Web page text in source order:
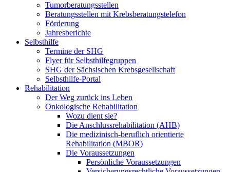
Tumorberatungsstellen
Beratungsstellen mit Krebsberatungstelefon
Förderung
Jahresberichte
Selbsthilfe
Termine der SHG
Flyer für Selbsthilfegruppen
SHG der Sächsischen Krebsgesellschaft
Selbsthilfe-Portal
Rehabilitation
Der Weg zurück ins Leben
Onkologische Rehabilitation
Wozu dient sie?
Die Anschlussrehabilitation (AHB)
Die medizinisch-beruflich orientierte
Rehabilitation (MBOR)
Die Voraussetzungen
Persönliche Voraussetzungen